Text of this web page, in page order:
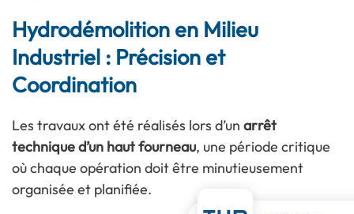
Hydrodémolition en Milieu
Industriel : Précision et
Coordination
Les travaux ont été réalisés lors d’un arrêt
technique d’un haut fourneau, une période critique
où chaque opération doit être minutieusement
organisée et planifiée.